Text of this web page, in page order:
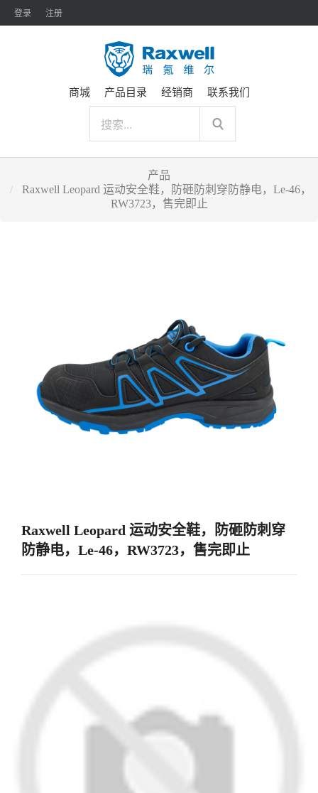
登录 注册
商城 产品目录 经销商 联系我们
产品
Raxwell Leopard 运动安全鞋，防砸防刺穿防静电，Le-46，
RW3723，售完即止
Raxwell Leopard 运动安全鞋，防砸防刺穿
防静电，Le-46，RW3723，售完即止